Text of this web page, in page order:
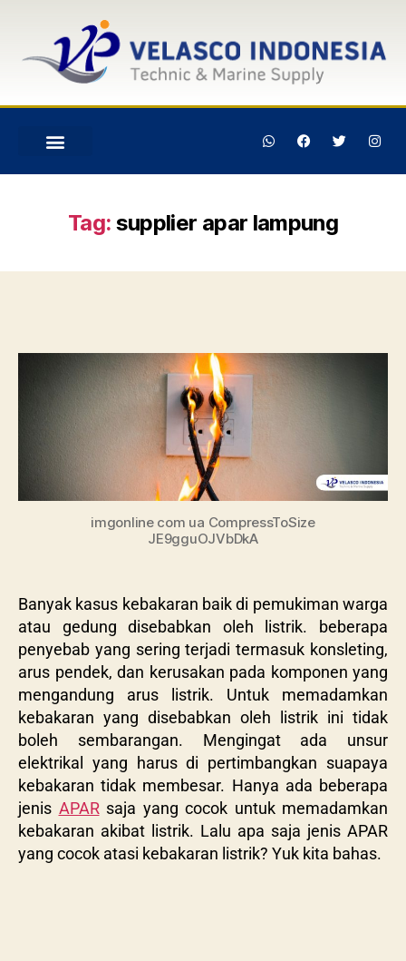
Tag: supplier apar lampung
imgonline com ua CompressToSize
JE9gguOJVbDkA
Banyak kasus kebakaran baik di pemukiman warga
atau gedung disebabkan oleh listrik. beberapa
penyebab yang sering terjadi termasuk konsleting,
arus pendek, dan kerusakan pada komponen yang
mengandung arus listrik. Untuk memadamkan
kebakaran yang disebabkan oleh listrik ini tidak
boleh sembarangan. Mengingat ada unsur
elektrikal yang harus di pertimbangkan suapaya
kebakaran tidak membesar. Hanya ada beberapa
jenis APARsaja yang cocok untuk memadamkan
kebakaran akibat listrik. Lalu apa saja jenis APAR
yang cocok atasi kebakaran listrik? Yuk kita bahas.